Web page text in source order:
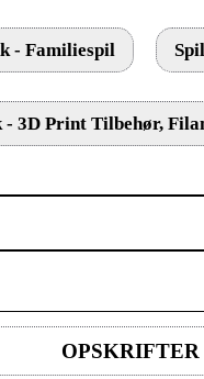
- Familiespil
- 3D Print Tilbehør,
OPSKRIFTER